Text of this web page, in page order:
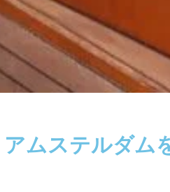
ムステルダム